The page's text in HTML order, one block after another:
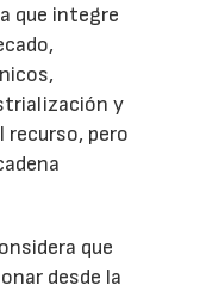
que integre
y
recurso, pero
que
desde la